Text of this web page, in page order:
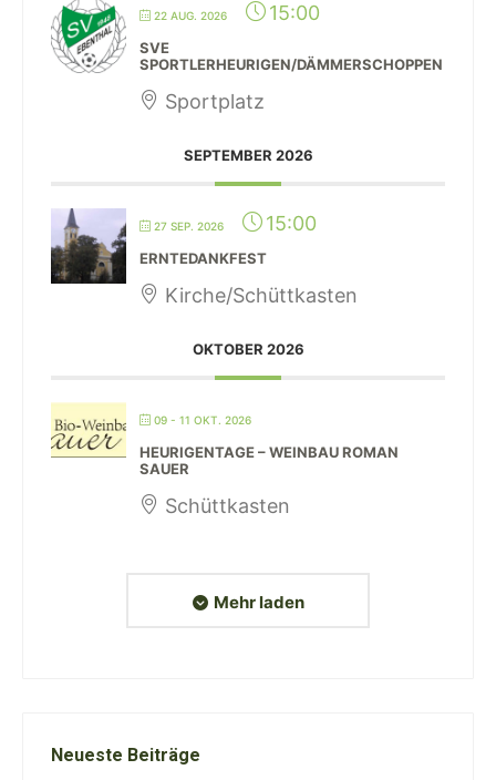
22 AUG. 2026 15:00
SVE
SPORTLERHEURIGEN/DÄMMERSCHOPPEN
Sportplatz
SEPTEMBER 2026
27 SEP. 2026 15:00
ERNTEDANKFEST
Kirche/Schüttkasten
OKTOBER 2026
09 - 11 OKT. 2026
HEURIGENTAGE – WEINBAU ROMAN
SAUER
Schüttkasten
Mehr laden
Neueste Beiträge